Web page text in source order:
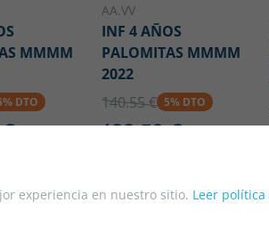
experiencia en nuestro sitio. Leer política
MMMM
DTO
AA.VV
INF 4 AÑOS
PALOMITAS MMMM
2022
140.55 € 5% DTO
133.52 €